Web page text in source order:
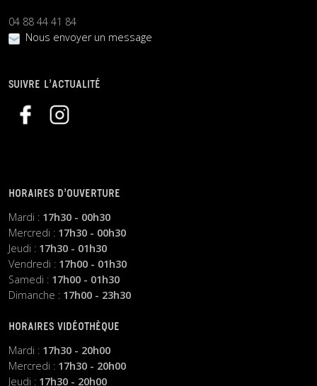
04 88 44 41 84
Nous envoyer un message
SUIVRE L’ACTUALITÉ
HORAIRES D’OUVERTURE
Mardi : 17h30 - 00h30
Mercredi : 17h30 - 00h30
Jeudi : 17h30 - 01h30
Vendredi : 17h00 - 01h30
Samedi : 17h00 - 01h30
Dimanche : 17h00 - 23h30
HORAIRES VIDÉOTHÈQUE
Mardi : 17h30 - 20h00
Mercredi : 17h30 - 20h00
Jeudi : 17h30 - 20h00